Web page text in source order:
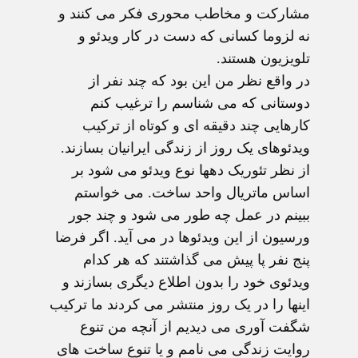
مشارکت و مخاطب محوری فکر می کنند و
نه لزوما کسانی که دست در کار ویدئو و
تلویزیون هستند.
در واقع نظر من این بود که چند نفر از
دوستانی که می شناسم را ترغیب کنم
کارهایی چند دقیقه ای و کوتاه از ترکیب
ویدئوهای یک روز از زندگی ایرانیان بسازند.
از نظر تئوریک دهها نوع ویدئو می شود بر
اساس ماتریال واحد ساخت. می خواستم
ببینم در عمل چه طور می شود و چند جور
ورسیون از این ویدئوها در می آید. اگر فرضا
پنج نفر پا پیش می گذاشتند که هر کدام
ویدئوی خود را بدون اطلاع دیگری بسازند و
اینها را در یک روز منتشر می کردند ما ترکیب
شگفت آوری می دیدیم از آنچه من تنوع
روایت زندگی می نامم و یا تنوع ساخت های